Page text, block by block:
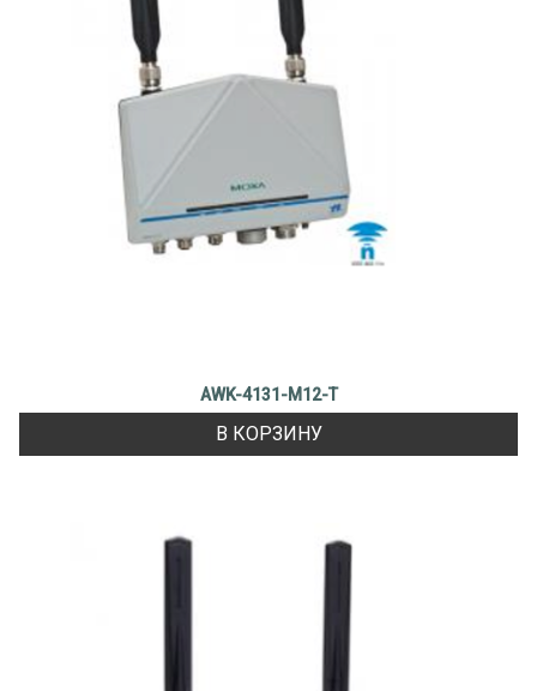
AWK-4131-M12-T
В КОРЗИНУ